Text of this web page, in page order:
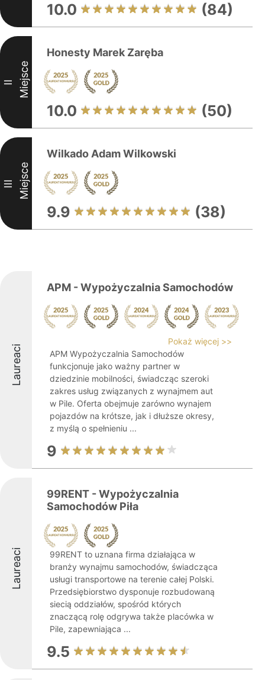
10.0 (84)
II Miejsce
Honesty Marek Zaręba
10.0 (50)
III Miejsce
Wilkado Adam Wilkowski
9.9 (38)
Laureaci
APM - Wypożyczalnia Samochodów
Pokaż więcej >>
APM Wypożyczalnia Samochodów
funkcjonuje jako ważny partner w
dziedzinie mobilności, świadcząc szeroki
zakres usług związanych z wynajmem aut
w Pile. Oferta obejmuje zarówno wynajem
pojazdów na krótsze, jak i dłuższe okresy,
z myślą o spełnieniu ...
9
Laureaci
99RENT - Wypożyczalnia
Samochodów Piła
99RENT to uznana firma działająca w
branży wynajmu samochodów, świadcząca
usługi transportowe na terenie całej Polski.
Przedsiębiorstwo dysponuje rozbudowaną
siecią oddziałów, spośród których
znaczącą rolę odgrywa także placówka w
Pile, zapewniająca ...
9.5